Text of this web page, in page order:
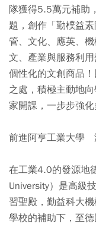
隊獲得5.5萬元補助
題，創作「勤樸益
管、文化、應英、
文、產業與服務利
個性化的文創商品
之處，積極主動地
家開課，一步步強化
前進阿亨工業大學
在工業4.0的發源地
University）是高級
習聖殿，勤益科大
學校的補助下，至